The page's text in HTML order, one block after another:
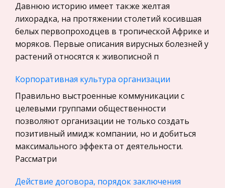
Искусство, Культура, Литература
Компьютерные сети
Материаловедение
Программирование, Базы данных
Бухгалтерский учет
История
Уголовное право
Экскурсии и туризм
Маркетинг, товароведение, реклама
Социология
Давнюю историю имеет также желтая
лихорадка, на протяжении столетий косившая
белых первопроходцев в тропической Африке и
моряков. Первые описания вирусных болезней у
растений относятся к живописной п
Корпоративная культура организации
Правильно выстроенные коммуникации с
целевыми группами общественности
позволяют организации не только создать
позитивный имидж компании, но и добиться
максимального эффекта от деятельности.
Рассматри
Действие договора, порядок заключения